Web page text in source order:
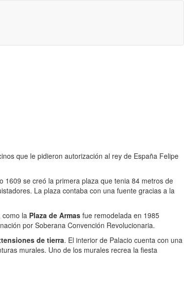
que le pidieron autorización al rey de España Felipe
1609 se creó la primera plaza que tenia 84 metros de
La plaza contaba con una fuente gracias a la
como la Plaza de Armas fue remodelada en 1985
por Soberana Convención Revolucionaria.
de tierra. El interior de Palacio cuenta con una
murales. Uno de los murales recrea la fiesta